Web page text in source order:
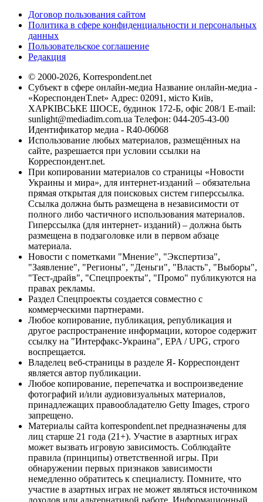
Договор пользования сайтом
Политика в сфере конфиденциальности и персональных
данных
Пользовательское соглашение
Редакция
© 2000-2026, Korrespondent.net
Субъект в сфере онлайн-медиа Название онлайн-медиа -
«КореспонденТ.net» Адрес: 02091, місто Київ,
ХАРКІВСЬКЕ ШОСЕ, будинок 172-Б, офіс 208/1 E-mail:
sunlight@mediadim.com.ua Телефон: 044-205-43-00
Идентификатор медиа - R40-06068
Использование любых материалов, размещённых на
сайте, разрешается при условии ссылки на
Корреспондент.net.
При копировании материалов со страницы «Новости
Украины и мира», для интернет-изданий – обязательна
прямая открытая для поисковых систем гиперссылка.
Ссылка должна быть размещена в независимости от
полного либо частичного использования материалов.
Гиперссылка (для интернет- изданий) – должна быть
размещена в подзаголовке или в первом абзаце
материала.
Новости с пометками "Мнение", "Экспертиза",
"Заявление", "Регионы", "Деньги", "Власть", "Выборы",
"Тест-драйв", "Спецпроекты", "Промо" публикуются на
правах рекламы.
Раздел Спецпроекты создается совместно с
коммерческими партнерами.
Любое копирование, публикация, републикация и
другое распространение информации, которое содержит
ссылку на "Интерфакс-Украина", EPA / UPG, строго
воспрещается.
Владелец веб-страницы в разделе Я- Корреспондент
является автор публикации.
Любое копирование, перепечатка и воспроизведение
фотографий и/или аудиовизуальных материалов,
принадлежащих правообладателю Getty Images, строго
запрещено.
Материалы сайта korrespondent.net предназначены для
лиц старше 21 года (21+). Участие в азартных играх
может вызвать игровую зависимость. Соблюдайте
правила (принципы) ответственной игры. При
обнаружении первых признаков зависимости
немедленно обратитесь к специалисту. Помните, что
участие в азартных играх не может являться источником
доходов или альтернативой работе. Информационный